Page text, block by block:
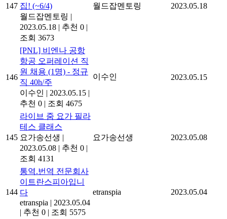
147 집! (~6/4)
월드잡멘토링 |
2023.05.18 | 추천 0 |
조회 3673
월드잡멘토링 2023.05.18
146
[PNL] 비엔나 공항
항공 오퍼레이션 직
원 채용 (1명) - 정규
직 40h/주
이수인 | 2023.05.15 |
추천 0 | 조회 4675
이수인 2023.05.15
145
라이브 줌 요가 필라
테스 클래스
요가송선생 |
2023.05.08 | 추천 0 |
조회 4131
요가송선생 2023.05.08
144
통역.번역 전문회사
이트란스피아입니
다
etranspia | 2023.05.04
| 추천 0 | 조회 5575
etranspia 2023.05.04